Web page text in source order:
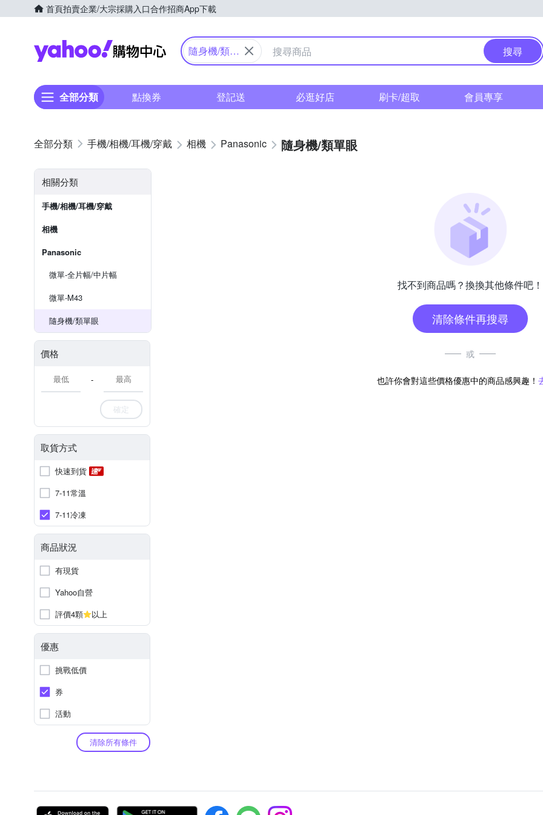
首頁拍賣企業/大宗採購入口合作招商App下載
Yahoo購物中心
隨身機/類單
搜尋
全部分類 點換券 登記送 必逛好店 刷卡/超取 會員專享
手機/相機/耳機/穿戴 相機 Panasonic 隨身機/類單眼
相關分類
手機/相機/耳機/穿戴
相機
Panasonic
微單-全片幅/中片幅
微單-M43
隨身機/類單眼
價格
-
確定
取貨方式
快速到貨
7-11常溫
7-11冷凍
商品狀況
有現貨
Yahoo自營
評價4顆
以上
優惠
挑戰低價
券
活動
清除所有條件
找不到商品嗎？換換其他條件吧！
清除條件再搜尋
或
也許你會對這些價格優惠中的商品感興趣！